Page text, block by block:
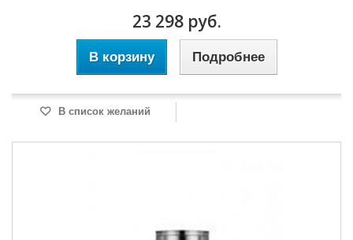
23 298 руб.
В корзину Подробнее
В список желаний